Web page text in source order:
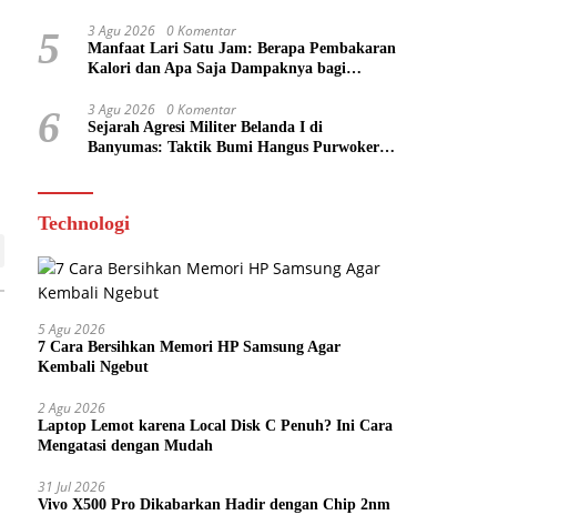
5 3 Agu 2026 0 Komentar
Manfaat Lari Satu Jam: Berapa Pembakaran
Kalori dan Apa Saja Dampaknya bagi
6 3 Agu 2026 0 Komentar
Sejarah Agresi Militer Belanda I di
Banyumas: Taktik Bumi Hangus Purwokerto
Technologi
5 Agu 2026
7 Cara Bersihkan Memori HP Samsung Agar
Kembali Ngebut
2 Agu 2026
Laptop Lemot karena Local Disk C Penuh? Ini Cara
Mengatasi dengan Mudah
31 Jul 2026
Vivo X500 Pro Dikabarkan Hadir dengan Chip 2nm